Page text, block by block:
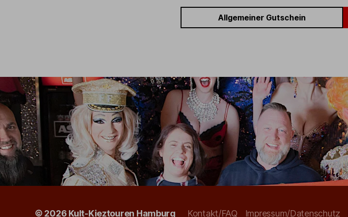
Allgemeiner Gutschein
© 2026 Kult-Kieztouren Hamburg Kontakt/FAQ Impressum/Datenschutz